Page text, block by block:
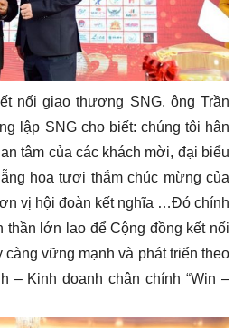
nối giao thương SNG. ông Trần
lập SNG cho biết: chúng tôi hân
tâm của các khách mời, đại biểu
hoa tươi thắm chúc mừng của
vị hội đoàn kết nghĩa …Đó chính
thần lớn lao để Cộng đồng kết nối
vững mạnh và phát triển theo
– Kinh doanh chân chính “Win –